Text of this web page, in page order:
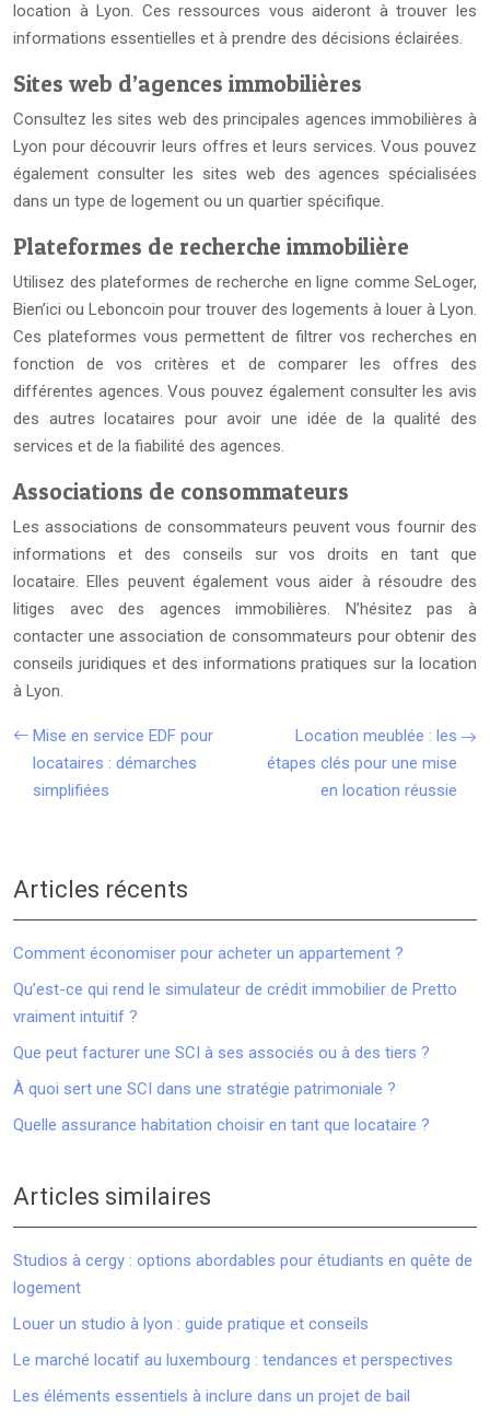
location à Lyon. Ces ressources vous aideront à trouver les
informations essentielles et à prendre des décisions éclairées.
Sites web d’agences immobilières
Consultez les sites web des principales agences immobilières à
Lyon pour découvrir leurs offres et leurs services. Vous pouvez
également consulter les sites web des agences spécialisées
dans un type de logement ou un quartier spécifique.
Plateformes de recherche immobilière
Utilisez des plateformes de recherche en ligne comme SeLoger,
Bien’ici ou Leboncoin pour trouver des logements à louer à Lyon.
Ces plateformes vous permettent de filtrer vos recherches en
fonction de vos critères et de comparer les offres des
différentes agences. Vous pouvez également consulter les avis
des autres locataires pour avoir une idée de la qualité des
services et de la fiabilité des agences.
Associations de consommateurs
Les associations de consommateurs peuvent vous fournir des
informations et des conseils sur vos droits en tant que
locataire. Elles peuvent également vous aider à résoudre des
litiges avec des agences immobilières. N’hésitez pas à
contacter une association de consommateurs pour obtenir des
conseils juridiques et des informations pratiques sur la location
à Lyon.
Mise en service EDF pour
locataires : démarches
simplifiées
Location meublée : les
étapes clés pour une mise
en location réussie
Articles récents
Comment économiser pour acheter un appartement ?
Qu’est-ce qui rend le simulateur de crédit immobilier de Pretto
vraiment intuitif ?
Que peut facturer une SCI à ses associés ou à des tiers ?
À quoi sert une SCI dans une stratégie patrimoniale ?
Quelle assurance habitation choisir en tant que locataire ?
Articles similaires
Studios à cergy : options abordables pour étudiants en quête de
logement
Louer un studio à lyon : guide pratique et conseils
Le marché locatif au luxembourg : tendances et perspectives
Les éléments essentiels à inclure dans un projet de bail